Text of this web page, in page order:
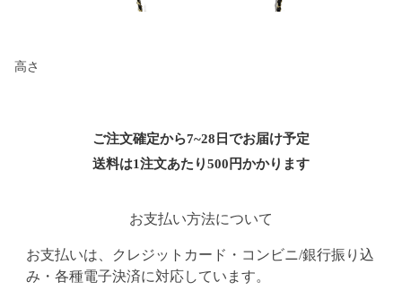
高さ
ご注文確定から7~28日でお届け予定
送料は1注文あたり500 円かかります
お支払い方法について
お支払いは、クレジットカード・コンビニ/銀行振り込
み・各種電子決済に対応しています。